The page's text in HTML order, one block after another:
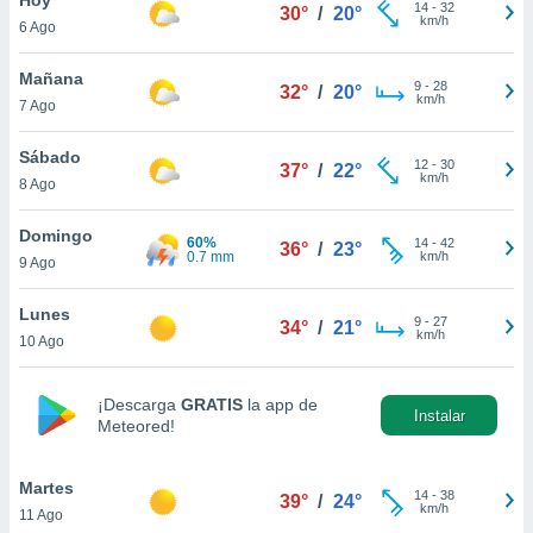
y
en
más
de
cookies
aceptar
6 Ago
30° / 20° 14- 32
km/h
Mañana
7 Ago
32° / 20° 9- 28
km/h
Sábado
8 Ago
37° / 22° 12- 30
km/h
Domingo
9 Ago
60%
0.7 mm
36° / 23° 14- 42
km/h
Lunes
10 Ago
34° / 21° 9- 27
km/h
¡Descarga GRATIS la app de
Meteored!
Instalar
Martes
11 Ago
39° / 24° 14- 38
km/h